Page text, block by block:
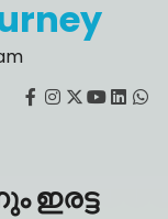
facebook
instagram
twitter
youtube
ഇരട്ട